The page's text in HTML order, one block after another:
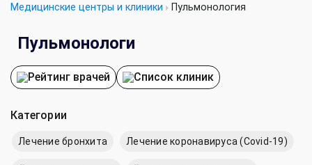
Медицинские центры и клиники Пульмонология
Пульмонологи
Рейтинг врачей Список клиник
Категории
Лечение бронхита Лечение коронавируса (Covid-19)